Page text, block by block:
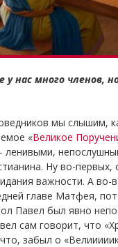
нас много членов,
мы слышим,
«Великое
Ну во-
важности. А во-
главе Матфея,
Павел был явно
сам говорит, что
забыл о